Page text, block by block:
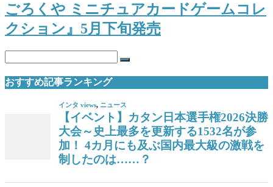
ごろくや ミニチュアカードゲームコレ
クション』5月下旬発売
おすすめ記事ランキング
インタ views, ニュース
【イベント】カタン日本選手権2026決勝
大会～史上最多を更新する1532名が参
加！ 4カ月にも及ぶ国内最大級の激戦を
制したのは……？